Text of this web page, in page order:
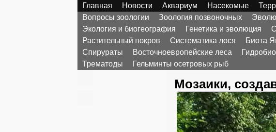
Главная Новости Аквариум Насекомые
Вопросы зоологии
Зоология позвоночных
Экология и биогеография
Генетика и эволюция
Растительный покров
Систематика лося Биота
Спирураты
Восточноевропейские леса
Трематоды
Гельминты осетровых рыб
Мозаики,